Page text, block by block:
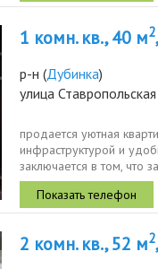
1 комн. кв., 40 м2
р-н (Дубинка)
улица
продается уютная
инфраструктурой и
заключается в том, что
что...
2 комн. кв., 52 м2